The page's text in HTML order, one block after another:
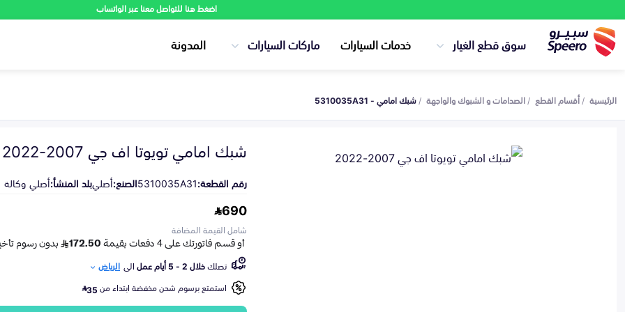
اضغط هنا للتواصل معنا عبر الواتساب
سوق قطع الغيار خدمات السيارات ماركات السيارات المدونة
الرئيسية أقسام القطع الصدامات و الشبوك والواجهة شبك امامي - 5310035A31
شبك امامي تويوتا اف جي 2007-2022
رقم القطعة:5310035A31الصنع:أصليبلد المنشأ:أصلي وكالة
690
شامل القيمة المضافة
تصلكخلال 2 - 5 أيام عمل الى الرياض
استمتع برسوم شحن مخفضة ابتداء من35